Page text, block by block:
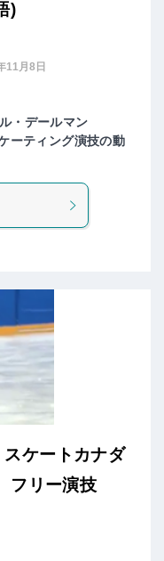
)
11月8日
・デールマン
ーティング演技の動
ケートカナダ
フリー演技